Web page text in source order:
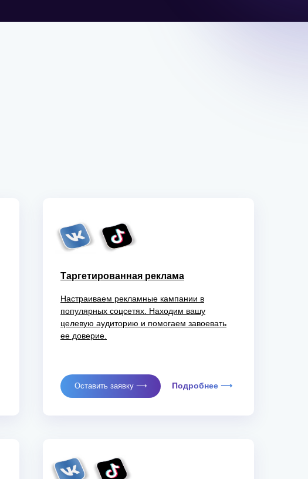
Таргетированная реклама
Настраиваем рекламные кампании в
популярных соцсетях. Находим вашу
целевую аудиторию и помогаем завоевать
ее доверие.
Подробнее ⟶
Оставить заявку ⟶